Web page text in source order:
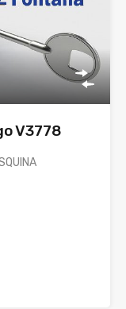
V3778